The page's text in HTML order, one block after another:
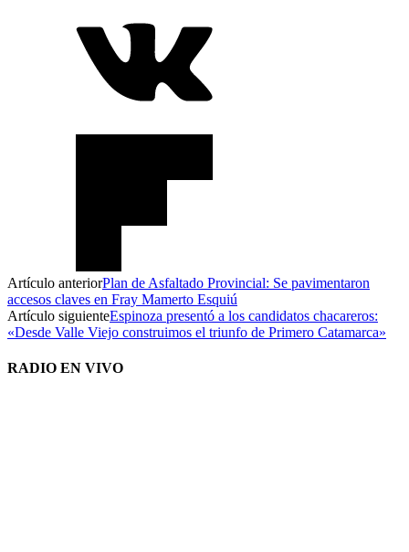
Artículo anteriorPlan de Asfaltado Provincial: Se pavimentaron
accesos claves en Fray Mamerto Esquiú
Artículo siguienteEspinoza presentó a los candidatos chacareros:
«Desde Valle Viejo construimos el triunfo de Primero Catamarca»
RADIO EN VIVO